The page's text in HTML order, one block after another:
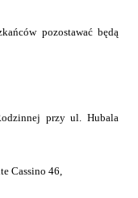
pozostawać będą
przy ul. Hubala
Cassino 46,